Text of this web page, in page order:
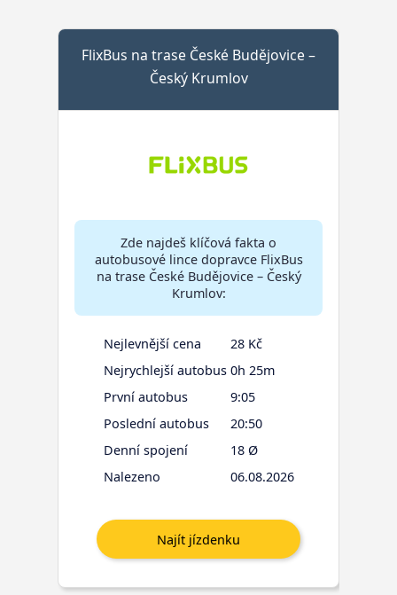
FlixBus na trase České Budějovice –
Český Krumlov
Zde najdeš klíčová fakta o
autobusové lince dopravce FlixBus
na trase České Budějovice – Český
Krumlov:
Nejlevnější cena
28 Kč
Nejrychlejší autobus 0h 25m
První autobus
9:05
Poslední autobus
20:50
Denní spojení
18 Ø
Nalezeno
06.08.2026